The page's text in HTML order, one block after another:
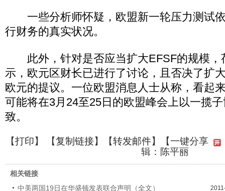
一些分析师怀疑，欧盟新一轮压力测试
行财务的真实状况。
此外，针对是否应当扩大EFSF的规模，
示，欧元区财长已进行了讨论，且否决了扩
欧元的提议。一位欧盟消息人士从称，看起
可能将在3月24至25日的欧盟峰会上以一揽
致。
【打印】 【复制链接】【转发邮件】
【一键分享
辑：陈平丽
相关链接
中美两国19日在华盛顿发表联合声明（全文）